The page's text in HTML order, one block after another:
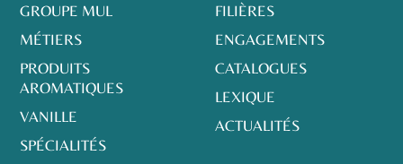
GROUPE MUL
MÉTIERS
PRODUITS
AROMATIQUES
VANILLE
SPÉCIALITÉS
FILIÈRES
ENGAGEMENTS
CATALOGUES
LEXIQUE
ACTUALITÉS